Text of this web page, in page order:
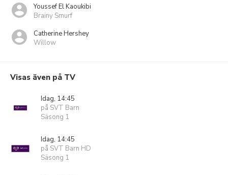
Youssef El Kaoukibi
Brainy Smurf
Catherine Hershey
Willow
Visas även på TV
Idag, 14:45
på SVT Barn
Säsong 1
Idag, 14:45
på SVT Barn HD
Säsong 1